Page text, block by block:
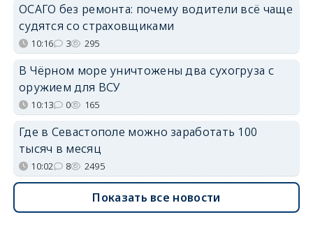
ОСАГО без ремонта: почему водители всё чаще
судятся со страховщиками
10:16 3 295
В Чёрном море уничтожены два сухогруза с
оружием для ВСУ
10:13 0 165
Где в Севастополе можно заработать 100
тысяч в месяц
10:02 8 2495
Показать все новости